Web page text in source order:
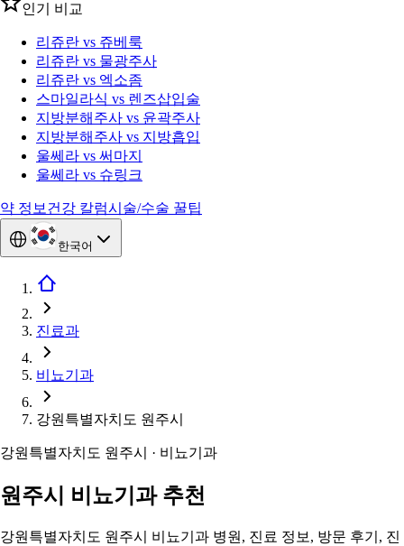
인기 비교
리쥬란 vs 쥬베룩
리쥬란 vs 물광주사
리쥬란 vs 엑소좀
스마일라식 vs 렌즈삽입술
지방분해주사 vs 윤곽주사
지방분해주사 vs 지방흡입
울쎄라 vs 써마지
울쎄라 vs 슈링크
약 정보 건강 칼럼시술/수술 꿀팁
한국어
진료과
비뇨기과
강원특별자치도 원주시
강원특별자치도 원주시 · 비뇨기과
원주시 비뇨기과 추천
강원특별자치도 원주시 비뇨기과 병원, 진료 정보, 방문 후기, 진